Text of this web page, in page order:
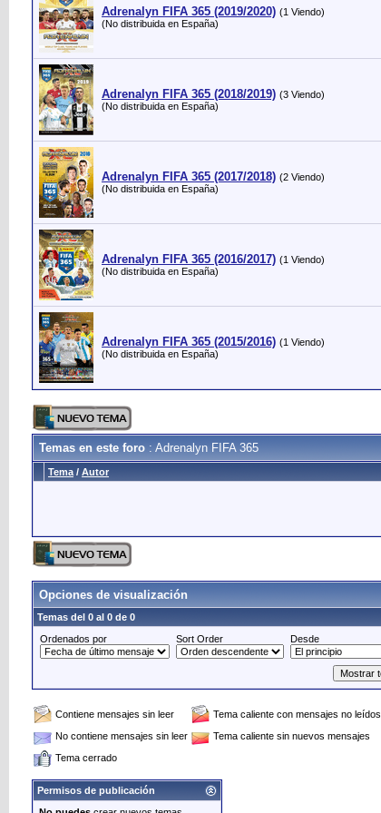
Adrenalyn FIFA 365 (2019/2020) (1 Viendo)
(No distribuida en España)
Adrenalyn FIFA 365 (2018/2019) (3 Viendo)
(No distribuida en España)
Adrenalyn FIFA 365 (2017/2018) (2 Viendo)
(No distribuida en España)
Adrenalyn FIFA 365 (2016/2017) (1 Viendo)
(No distribuida en España)
Adrenalyn FIFA 365 (2015/2016) (1 Viendo)
(No distribuida en España)
Temas en este foro : Adrenalyn FIFA 365
Tema / Autor
Opciones de visualización
Temas del 0 al 0 de 0
Ordenados por
Sort Order Desde
Contiene mensajes sin leer
Tema caliente con mensajes no leídos
No contiene mensajes sin leer
Tema caliente sin nuevos mensajes
Tema cerrado
Permisos de publicación